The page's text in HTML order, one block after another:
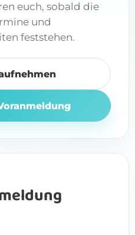
euch, sobald die
und
feststehen.